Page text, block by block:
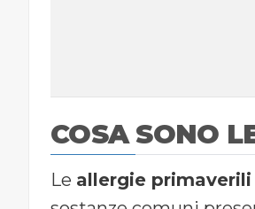
COSA SONO
Le allergie primaverili